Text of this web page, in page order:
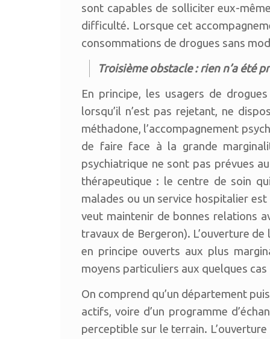
sont capables de solliciter eux-
difficulté. Lorsque cet
consommations de drogues sans
Troisième obstacle : rien n’a été
En principe, les usagers de
lorsqu’il n’est pas rejetant, ne
méthadone, l’accompagnement
de faire face à la grande
psychiatrique ne sont pas prévues
thérapeutique : le centre de soin
malades ou un service hospitalier
veut maintenir de bonnes relations
travaux de Bergeron). L’ouverture
en principe ouverts aux plus
moyens particuliers aux quelques
On comprend qu’un département
actifs, voire d’un programme
perceptible sur le terrain.